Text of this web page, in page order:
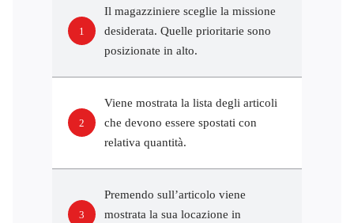
1
Il magazziniere sceglie la missione
desiderata. Quelle prioritarie sono
posizionate in alto.
2
Viene mostrata la lista degli articoli
che devono essere spostati con
relativa quantità.
3
Premendo sull’articolo viene
mostrata la sua locazione in